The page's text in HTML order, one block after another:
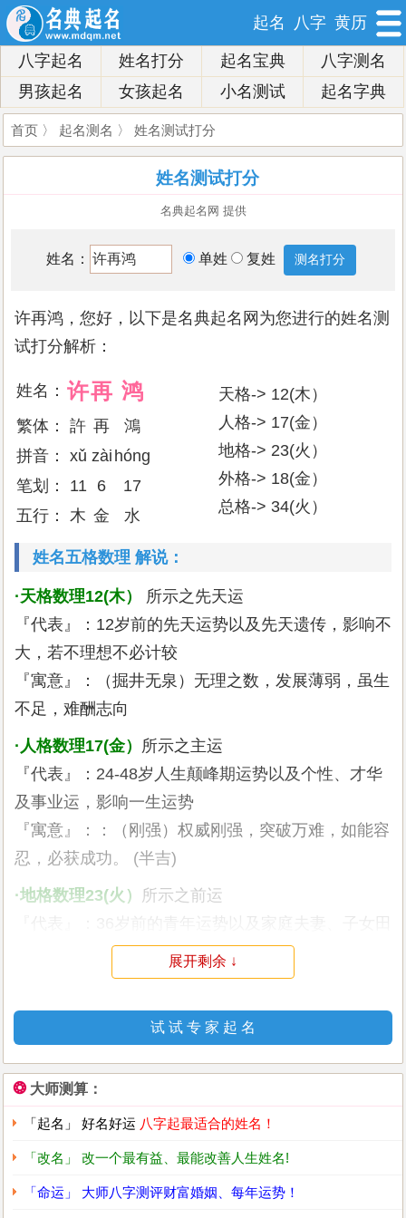
起名 八字 黄历
八字起名 姓名打分 起名宝典
八字测名
男孩起名
女孩起名 小名测试 起名字典
首页 〉 起名测名 〉 姓名测试打分
姓名测试打分
名典起名网 提供
姓名： 单姓 复姓
许再鸿，您好，以下是名典起名网为您进行的姓名测
试打分解析：
姓名： 许再 鸿
繁体： 許 再
鴻
拼音：
xǔ zài hóng
笔划：
11 6
17
五行：
木 金 水
天格-> 12(木）
人格-> 17(金）
地格-> 23(火）
外格-> 18(金）
总格-> 34(火）
姓名五格数理 解说：
·天格数理12(木）
所示之先天运
『代表』：12岁前的先天运势以及先天遗传，影响不
大，若不理想不必计较
『寓意』：（掘井无泉）无理之数，发展薄弱，虽生
不足，难酬志向
·人格数理17(金） 所示之主运
『代表』：24-48岁人生颠峰期运势以及个性、才华
及事业运，影响一生运势
『寓意』：：（刚强）权威刚强，突破万难，如能容
忍，必获成功。 (半吉)
·地格数理23(火） 所示之前运
宅，影响基础运
『寓意』：（壮丽）旭日东升，壮丽壮观，权威旺
盛，功名荣达。 (吉)
·外格数理18(金）所示之副运
『代表』：36-48岁的中年运势以及社交、朋友、工
作环境等，影响后天的机遇
『寓意』：（铁镜重磨）权威显达，博得名利，且养
柔德，功成名就。 (半吉)
·总格数理34(火）所示之后运
展开剩余 ↓
试 试 专 家 起 名
❂ 大师测算：
「起名」 好名好运 八字起最适合的姓名！
「改名」 改一个最有益、最能改善人生姓名!
「命运」 大师八字测评财富婚姻、每年运势！